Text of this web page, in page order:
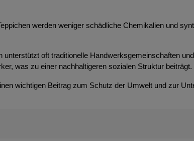
werden weniger schädliche Chemikalien und
unterstützt oft traditionelle Handwerksgemeinschaften
was zu einer nachhaltigeren sozialen Struktur beiträgt.
wichtigen Beitrag zum Schutz der Umwelt und zur